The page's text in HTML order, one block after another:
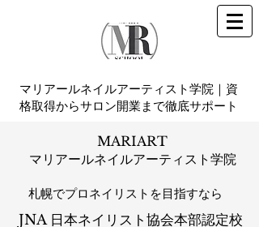
マリアールネイルアーティスト学院｜資
格取得からサロン開業まで徹底サポート
MARIART
マリアールネイルアーティスト学院
札幌​でプロネイリストを目指すなら
JNA 日本ネイリスト協会本部認定校